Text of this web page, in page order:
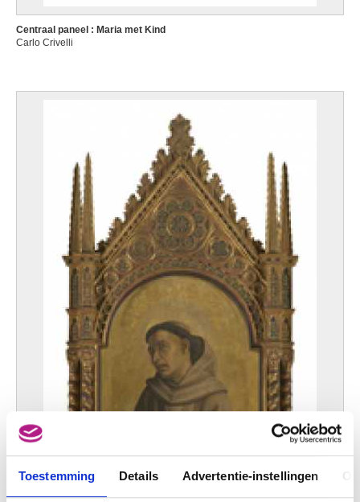
Toestemming Details Advertentie-instellingen
Centraal paneel : Maria met Kind
Carlo Crivelli